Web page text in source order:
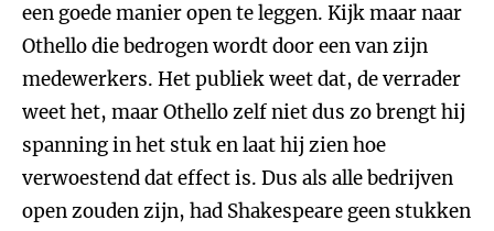
een goede manier open te leggen. Kijk maar naar
Othello die bedrogen wordt door een van zijn
medewerkers. Het publiek weet dat, de verrader
weet het, maar Othello zelf niet dus zo brengt hij
spanning in het stuk en laat hij zien hoe
verwoestend dat effect is. Dus als alle bedrijven
open zouden zijn, had Shakespeare geen stukken